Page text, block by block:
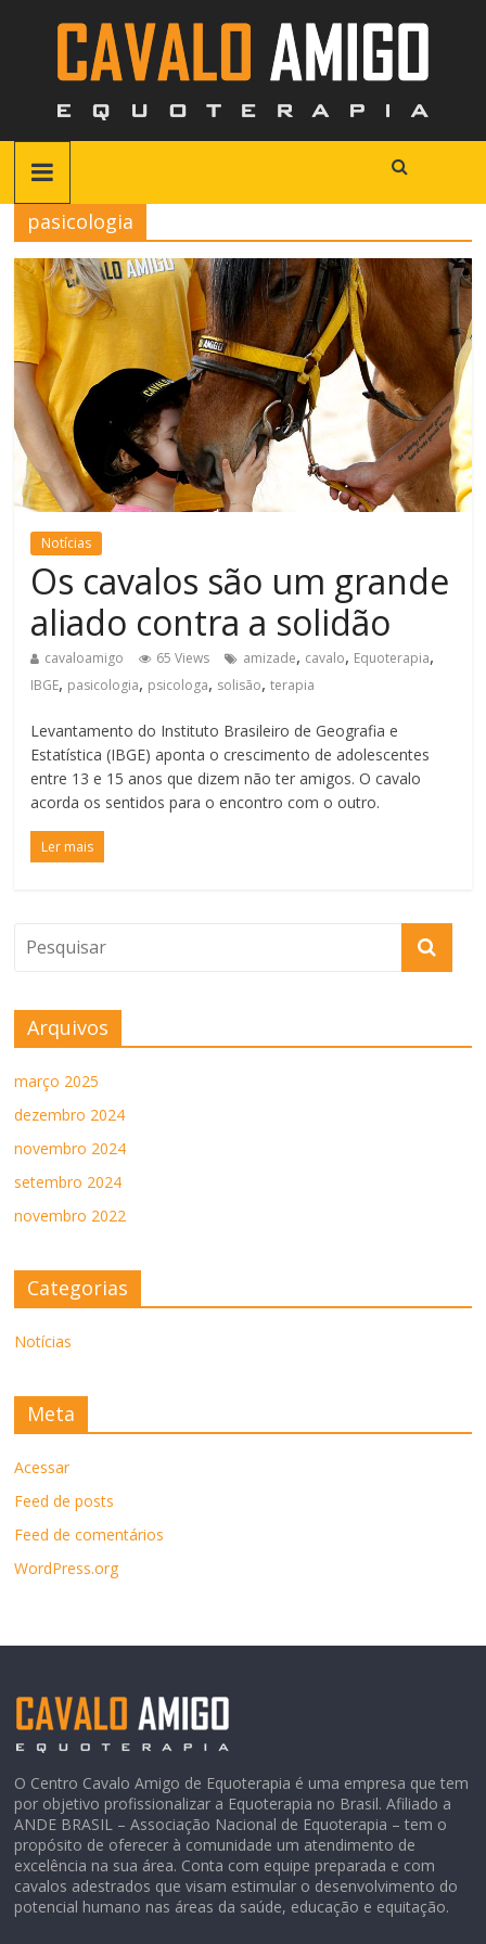
pasicologia
Notícias
Os cavalos são um grande
aliado contra a solidão
cavaloamigo 65 Views amizade, cavalo, Equoterapia,
IBGE, pasicologia, psicologa, solisão,terapia
Levantamento do Instituto Brasileiro de Geografia e
Estatística (IBGE) aponta o crescimento de adolescentes
entre 13 e 15 anos que dizem não ter amigos. O cavalo
acorda os sentidos para o encontro com o outro.
Ler mais
Arquivos
março 2025
dezembro 2024
novembro 2024
setembro 2024
novembro 2022
Categorias
Notícias
Meta
Acessar
Feed de posts
Feed de comentários
WordPress.org
O Centro Cavalo Amigo de Equoterapia é uma empresa que tem
por objetivo profissionalizar a Equoterapia no Brasil. Afiliado a
ANDE BRASIL – Associação Nacional de Equoterapia – tem o
propósito de oferecer à comunidade um atendimento de
excelência na sua área. Conta com equipe preparada e com
cavalos adestrados que visam estimular o desenvolvimento do
potencial humano nas áreas da saúde, educação e equitação.